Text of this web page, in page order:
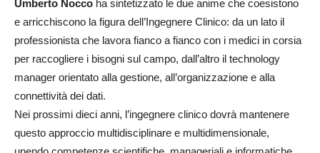
Umberto Nocco ha sintetizzato le due anime che coesistono
e arricchiscono la figura dell’Ingegnere Clinico: da un lato il
professionista che lavora fianco a fianco con i medici in corsia
per raccogliere i bisogni sul campo, dall’altro il technology
manager orientato alla gestione, all’organizzazione e alla
connettività dei dati.
Nei prossimi dieci anni, l’ingegnere clinico dovrà mantenere
questo approccio multidisciplinare e multidimensionale,